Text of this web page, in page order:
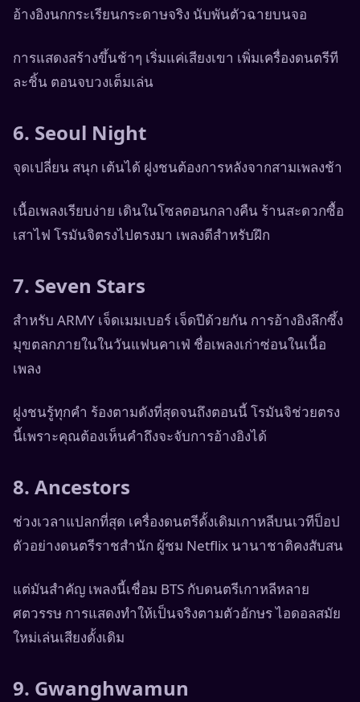
อ้างอิงนกกระเรียนกระดาษจริง นับพันตัวฉายบนจอ
การแสดงสร้างขึ้นช้าๆ เริ่มแค่เสียงเขา เพิ่มเครื่องดนตรีที
ละชิ้น ตอนจบวงเต็มเล่น
6. Seoul Night
จุดเปลี่ยน สนุก เต้นได้ ฝูงชนต้องการหลังจากสามเพลงช้า
เนื้อเพลงเรียบง่าย เดินในโซลตอนกลางคืน ร้านสะดวกซื้อ
เสาไฟ โรมันจิตรงไปตรงมา เพลงดีสำหรับฝึก
7. Seven Stars
สำหรับ ARMY เจ็ดเมมเบอร์ เจ็ดปีด้วยกัน การอ้างอิงลึกซึ้ง
มุขตลกภายในในวันแฟนคาเฟ่ ชื่อเพลงเก่าซ่อนในเนื้อ
เพลง
ฝูงชนรู้ทุกคำ ร้องตามดังที่สุดจนถึงตอนนี้ โรมันจิช่วยตรง
นี้เพราะคุณต้องเห็นคำถึงจะจับการอ้างอิงได้
8. Ancestors
ช่วงเวลาแปลกที่สุด เครื่องดนตรีดั้งเดิมเกาหลีบนเวทีป็อป
ตัวอย่างดนตรีราชสำนัก ผู้ชม Netflix นานาชาติคงสับสน
แต่มันสำคัญ เพลงนี้เชื่อม BTS กับดนตรีเกาหลีหลาย
ศตวรรษ การแสดงทำให้เป็นจริงตามตัวอักษร ไอดอลสมัย
ใหม่เล่นเสียงดั้งเดิม
9. Gwanghwamun